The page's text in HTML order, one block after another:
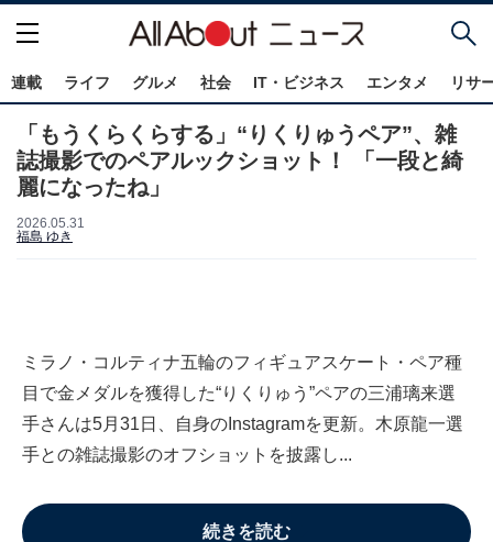
連載 ライフ グルメ 社会 IT・ビジネス エンタメ リサ
「もうくらくらする」“りくりゅうペア”、雑
誌撮影でのペアルックショット！ 「一段と綺
麗になったね」
2026.05.31
福島 ゆき
ミラノ・コルティナ五輪のフィギュアスケート・ペア種
目で金メダルを獲得した“りくりゅう”ペアの三浦璃来選
手さんは5月31日、自身のInstagramを更新。木原龍一選
手との雑誌撮影のオフショットを披露し...
続きを読む